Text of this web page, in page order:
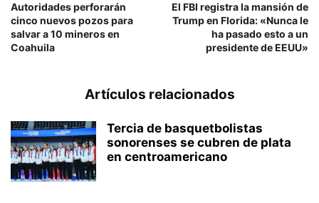
Autoridades perforarán
cinco nuevos pozos para
salvar a 10 mineros en
Coahuila
El FBI registra la mansión de
Trump en Florida: «Nunca le
ha pasado esto a un
presidente de EEUU»
Artículos relacionados
Tercia de basquetbolistas
sonorenses se cubren de plata
en centroamericano